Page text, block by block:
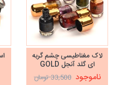
لاک مغناطیسی چشم گربه
ای گلد آنجل GOLD
ANGELناموجود 33,500 تومان